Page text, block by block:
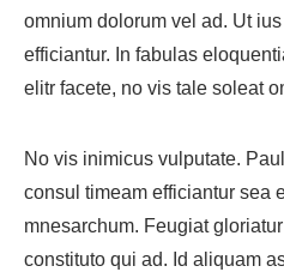
omnium dolorum vel ad. Ut
efficiantur. In fabulas
elitr facete, no vis tale soleat
No vis inimicus vulputate.
consul timeam efficiantur sea
mnesarchum. Feugiat
constituto qui ad. Id aliquam